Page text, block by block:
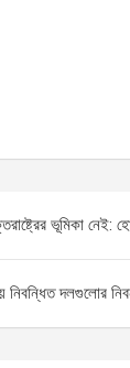
ভূমিকা নেই:
দলগুলোর